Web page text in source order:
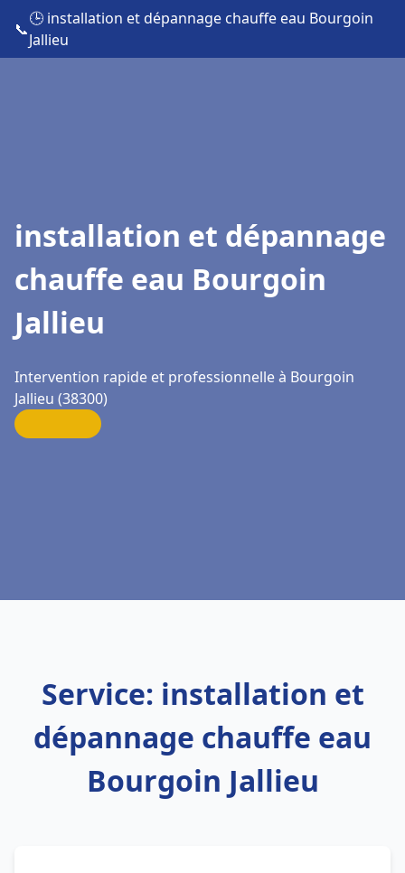
📞
🕒 installation et dépannage chauffe eau Bourgoin
Jallieu
installation et dépannage
chauffe eau Bourgoin
Jallieu
Intervention rapide et professionnelle à Bourgoin
Jallieu (38300)
Service: installation et
dépannage chauffe eau
Bourgoin Jallieu